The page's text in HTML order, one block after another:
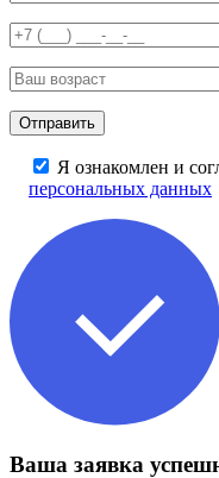
Я ознакомлен и
персональных данных
Ваша заявка